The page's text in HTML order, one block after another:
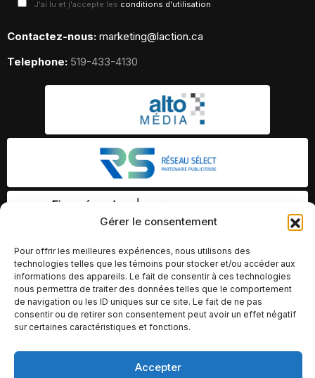
Gérer le consentement
Pour offrir les meilleures expériences, nous utilisons des
technologies telles que les témoins pour stocker et/ou accéder aux
informations des appareils. Le fait de consentir à ces technologies
nous permettra de traiter des données telles que le comportement
de navigation ou les ID uniques sur ce site. Le fait de ne pas
consentir ou de retirer son consentement peut avoir un effet négatif
sur certaines caractéristiques et fonctions.
Accepter
J'ai lu et j'accepte les conditions d'utilisation
Contactez-nous: marketing@laction.ca
Telephone: 519-433-4130
© Copyright 2026 – Altomédia Inc |